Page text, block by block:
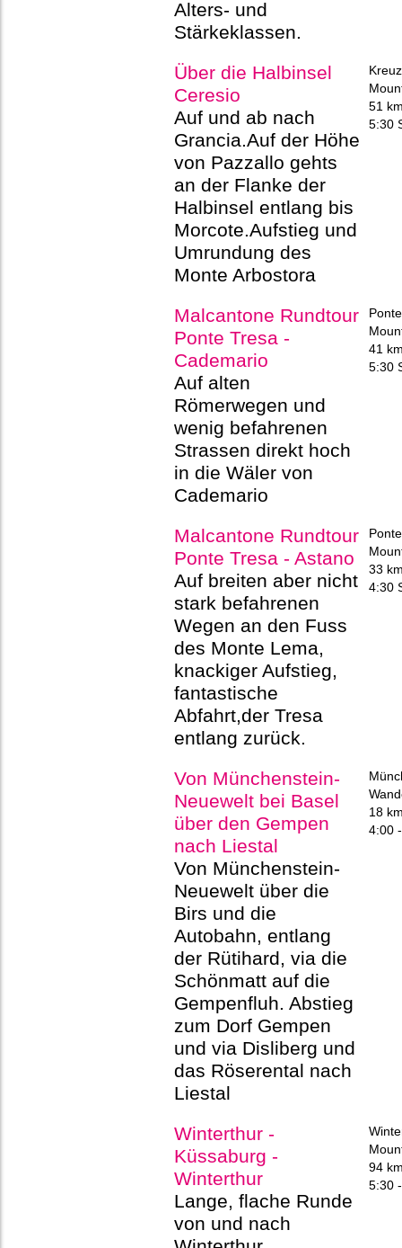
Alters- und
Stärkeklassen.
Über die Halbinsel
Ceresio
Auf und ab nach
Grancia.Auf der Höhe
von Pazzallo gehts
an der Flanke der
Halbinsel entlang bis
Morcote.Aufstieg und
Umrundung des
Monte Arbostora
51
5:30
Malcantone Rundtour
Ponte Tresa -
Cademario
Auf alten
Römerwegen und
wenig befahrenen
Strassen direkt hoch
in die Wäler von
Cademario
41
5:30
Malcantone Rundtour
Ponte Tresa - Astano
Auf breiten aber nicht
stark befahrenen
Wegen an den Fuss
des Monte Lema,
knackiger Aufstieg,
fantastische
Abfahrt,der Tresa
entlang zurück.
33
4:30
Von Münchenstein-
Neuewelt bei Basel
über den Gempen
nach Liestal
Von Münchenstein-
Neuewelt über die
Birs und die
Autobahn, entlang
der Rütihard, via die
Schönmatt auf die
Gempenfluh. Abstieg
zum Dorf Gempen
und via Disliberg und
das Röserental nach
Liestal
18
4:00
Winterthur -
Küssaburg -
Winterthur
Lange, flache Runde
von und nach
94
5:30